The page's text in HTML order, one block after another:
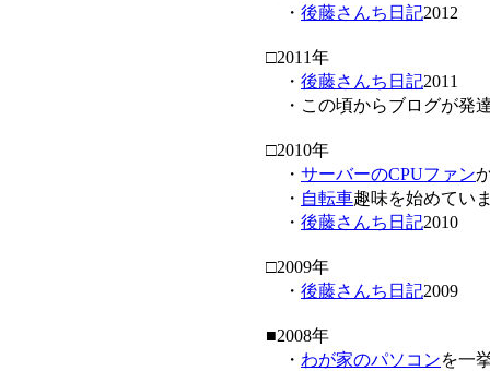
・ 後藤さんち日記2012
□2011年
・ 後藤さんち日記2011
・この頃からブログが発
□2010年
・ サーバーのCPUファン
・ 自転車趣味を始めてい
・ 後藤さんち日記2010
□2009年
・ 後藤さんち日記2009
■2008年
・ わが家のパソコンを一